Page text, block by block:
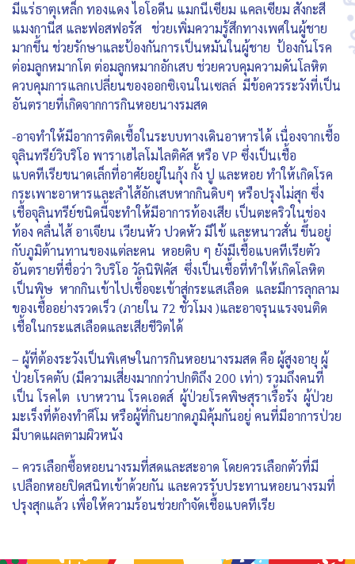
มีแร่ธาตุเหล็ก ทองแดง ไอโอดีน แมกนีเซียม แคลเซียม สังกะสี
แมงกานีส และฟอสฟอรัส ช่วยเพิ่มความรู้สึกทางเพศในผู้ชาย
มากขึ้น ช่วยรักษาและป้องกันการเป็นหมันในผู้ชาย ป้องกันโรค
ต่อมลูกหมากโต ต่อมลูกหมากอักเสบ ช่วยควบคุมความดันโลหิต
ควบคุมการแลกเปลี่ยนของออกซิเจนในเซลล์ มีข้อควรระวังที่เป็น
อันตรายที่เกิดจากการกินหอยนางรมสด
-อาจทำให้มีอาการติดเชื้อในระบบทางเดินอาหารได้ เนื่องจากเชื้อ
จุลินทรีย์วิบริโอ พาราเฮไลโมไลติคัส หรือ VP ซึ่งเป็นเชื้อ
แบคทีเรียขนาดเล็กที่อาศัยอยู่ในกุ้ง กั้ง ปู และหอย ทำให้เกิดโรค
กระเพาะอาหารและลำไส้อักเสบหากกินดิบๆ หรือปรุงไม่สุก ซึ่ง
เชื้อจุลินทรีย์ชนิดนี้จะทำให้มีอาการท้องเสีย เป็นตะคริวในช่อง
ท้อง คลื่นไส้ อาเจียน เวียนหัว ปวดหัว มีไข้ และหนาวสั่น ขึ้นอยู่
กับภูมิต้านทานของแต่ละคน หอยดิบ ๆ ยังมีเชื้อแบคทีเรียตัว
อันตรายที่ชื่อว่า วิบริโอ วัลนิฟิคัส ซึ่งเป็นเชื้อที่ทำให้เกิดโลหิต
เป็นพิษ หากกินเข้าไปเชื้อจะเข้าสู่กระแสเลือด และมีการลุกลาม
ของเชื้ออย่างรวดเร็ว (ภายใน 72 ชั่วโมง )และอาจรุนแรงจนติด
เชื้อในกระแสเลือดและเสียชีวิตได้
– ผู้ที่ต้องระวังเป็นพิเศษในการกินหอยนางรมสด คือ ผู้สูงอายุ ผู้
ป่วยโรคตับ (มีความเสี่ยงมากกว่าปกติถึง 200 เท่า) รวมถึงคนที่
เป็น โรคไต เบาหวาน โรคเอดส์ ผู้ป่วยโรคพิษสุราเรื้อรัง ผู้ป่วย
มะเร็งที่ต้องทำคีโม หรือผู้ที่กินยากดภูมิคุ้มกันอยู่ คนที่มีอาการป่วย
มีบาดแผลตามผิวหนัง
– ควรเลือกซื้อหอยนางรมที่สดและสะอาด โดยควรเลือกตัวที่มี
เปลือกหอยปิดสนิทเข้าด้วยกัน และควรรับประทานหอยนางรมที่
ปรุงสุกแล้ว เพื่อให้ความร้อนช่วยกำจัดเชื้อแบคทีเรีย